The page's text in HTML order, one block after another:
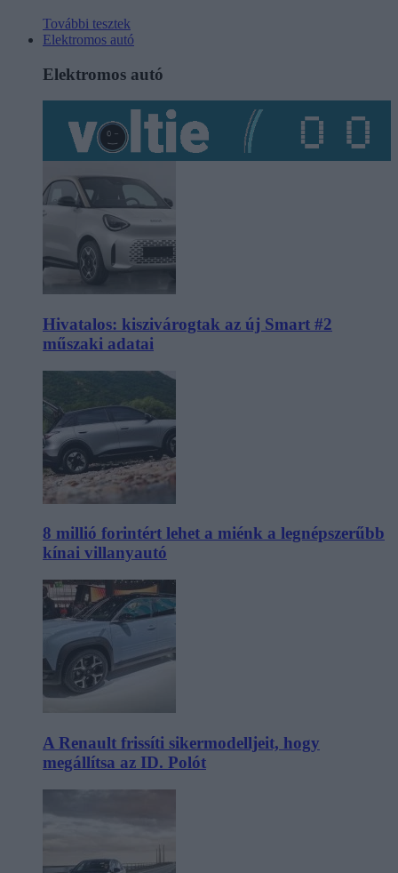
További tesztek
Elektromos autó
Elektromos autó
Hivatalos: kiszivárogtak az új Smart #2
műszaki adatai
8 millió forintért lehet a miénk a legnépszerűbb
kínai villanyautó
A Renault frissíti sikermodelljeit, hogy
megállítsa az ID. Polót